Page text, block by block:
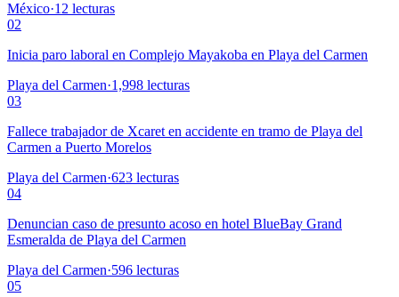
México·12 lecturas
02
Inicia paro laboral en Complejo Mayakoba en Playa del Carmen
Playa del Carmen·1,998 lecturas
03
Fallece trabajador de Xcaret en accidente en tramo de Playa del
Carmen a Puerto Morelos
Playa del Carmen·623 lecturas
04
Denuncian caso de presunto acoso en hotel BlueBay Grand
Esmeralda de Playa del Carmen
Playa del Carmen·596 lecturas
05